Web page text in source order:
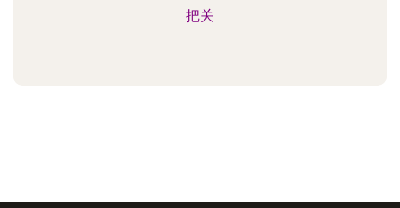
把关